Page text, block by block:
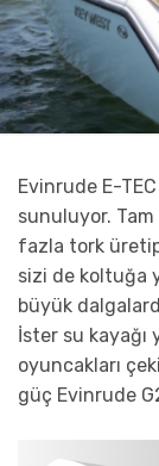
Evinrude E-
sunuluyor.
fazla tork
sizi de koltuğa
büyük
İster su kayağı
oyuncakları
güç Evinrude